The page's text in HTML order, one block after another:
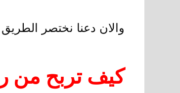
والان دعنا نختصر
كيف تربح من